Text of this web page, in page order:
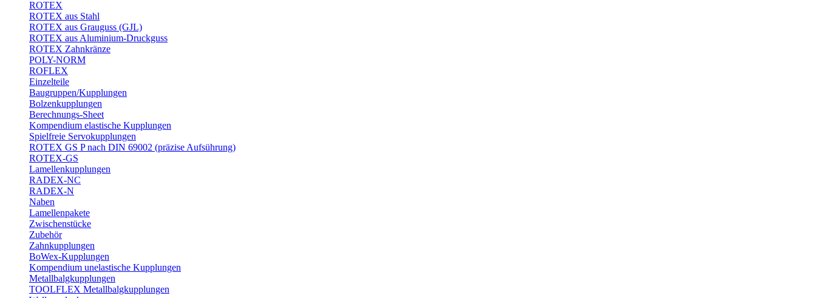
ROTEX
ROTEX aus Stahl
ROTEX aus Grauguss (GJL)
ROTEX aus Aluminium-Druckguss
ROTEX Zahnkränze
POLY-NORM
ROFLEX
Einzelteile
Baugruppen/Kupplungen
Bolzenkupplungen
Berechnungs-Sheet
Kompendium elastische Kupplungen
Spielfreie Servokupplungen
ROTEX GS P nach DIN 69002 (präzise Aufsührung)
ROTEX-GS
Lamellenkupplungen
RADEX-NC
RADEX-N
Naben
Lamellenpakete
Zwischenstücke
Zubehör
Zahnkupplungen
BoWex-Kupplungen
Kompendium unelastische Kupplungen
Metallbalgkupplungen
TOOLFLEX Metallbalgkupplungen